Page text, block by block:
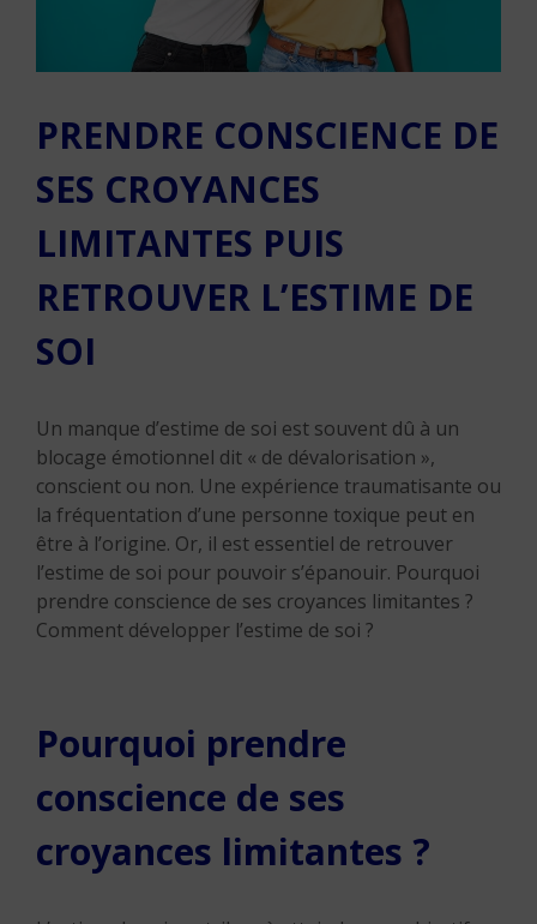
PRENDRE CONSCIENCE DE
SES CROYANCES
LIMITANTES PUIS
RETROUVER L’ESTIME DE
SOI
Un manque d’estime de soi est souvent dû à un
blocage émotionnel dit « de dévalorisation »,
conscient ou non. Une expérience traumatisante ou
la fréquentation d’une personne toxique peut en
être à l’origine. Or, il est essentiel de retrouver
l’estime de soi pour pouvoir s’épanouir. Pourquoi
prendre conscience de ses croyances limitantes ?
Comment développer l’estime de soi ?
Pourquoi prendre
conscience de ses
croyances limitantes ?